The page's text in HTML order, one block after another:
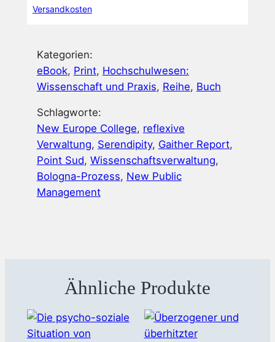
n
n
g
e
Versandkosten
Kategorien:
eBook, Print, Hochschulwesen:
Wissenschaft und Praxis, Reihe, Buch
Schlagworte:
New Europe College, reflexive
Verwaltung, Serendipity, Gaither Report
Point Sud, Wissenschaftsverwaltung
Bologna-Prozess, New Public
Management
Ähnliche Produkte